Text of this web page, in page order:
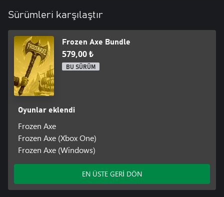
Sürümleri karşılaştır
Frozen Axe Bundle
579,00 ₺
BU SÜRÜM
Oyunlar eklendi
Frozen Axe
Frozen Axe (Xbox One)
Frozen Axe (Windows)
EN ÜSTE GERİ DÖN